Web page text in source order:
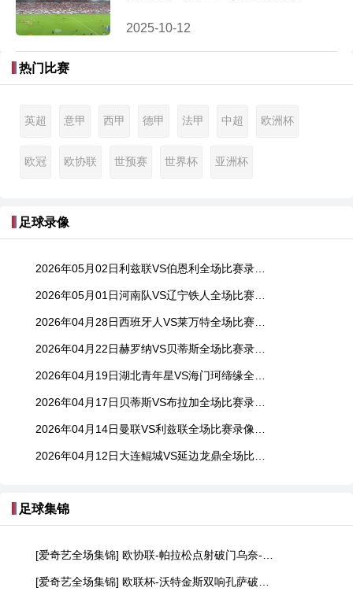
2025-10-12
热门比赛
英超 意甲 西甲 德甲 法甲 中超 欧洲杯
欧冠 欧协联 世预赛 世界杯 亚洲杯
足球录像
2026年05月02日利兹联VS伯恩利全场比赛录像回放
2026年05月01日河南队VS辽宁铁人全场比赛录像回放
2026年04月28日西班牙人VS莱万特全场比赛录像回放
2026年04月22日赫罗纳VS贝蒂斯全场比赛录像回放
2026年04月19日湖北青年星VS海门珂缔缘全场比赛录像回放
2026年04月17日贝蒂斯VS布拉加全场比赛录像回放
2026年04月14日曼联VS利兹联全场比赛录像回放
2026年04月12日大连鲲城VS延边龙鼎全场比赛录像回放
足球集锦
[爱奇艺全场集锦] 欧协联-帕拉松点射破门乌奈-洛佩斯建功 巴列卡诺3-0雅典AEK
[爱奇艺全场集锦] 欧联杯-沃特金斯双响孔萨破门 维拉3-1客胜博洛尼亚